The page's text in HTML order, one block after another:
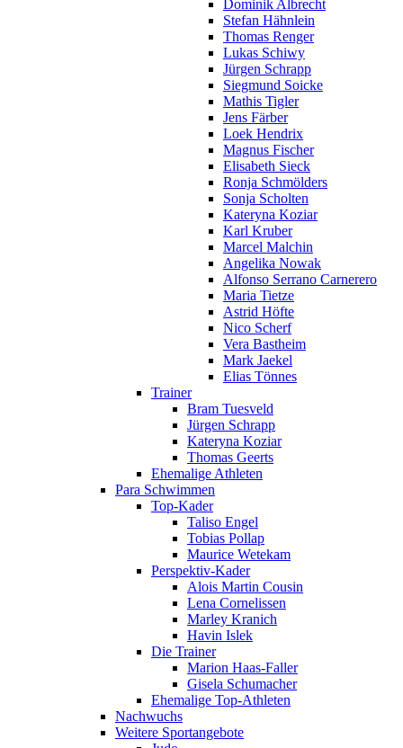
Dominik Albrecht
Stefan Hähnlein
Thomas Renger
Lukas Schiwy
Jürgen Schrapp
Siegmund Soicke
Mathis Tigler
Jens Färber
Loek Hendrix
Magnus Fischer
Elisabeth Sieck
Ronja Schmölders
Sonja Scholten
Kateryna Koziar
Karl Kruber
Marcel Malchin
Angelika Nowak
Alfonso Serrano Carnerero
Maria Tietze
Astrid Höfte
Nico Scherf
Vera Bastheim
Mark Jaekel
Elias Tönnes
Trainer
Bram Tuesveld
Jürgen Schrapp
Kateryna Koziar
Thomas Geerts
Ehemalige Athleten
Para Schwimmen
Top-Kader
Taliso Engel
Tobias Pollap
Maurice Wetekam
Perspektiv-Kader
Alois Martin Cousin
Lena Cornelissen
Marley Kranich
Havin Islek
Die Trainer
Marion Haas-Faller
Gisela Schumacher
Ehemalige Top-Athleten
Nachwuchs
Weitere Sportangebote